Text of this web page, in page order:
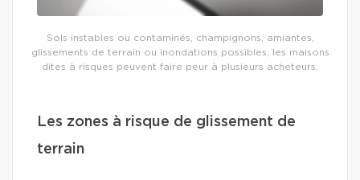
Sols instables ou contaminés, champignons, amiantes,
glissements de terrain ou inondations possibles, les maisons
dites à risques peuvent faire peur à plusieurs acheteurs.
Les zones à risque de glissement de
terrain